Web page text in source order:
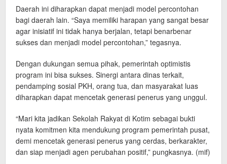
Daerah ini diharapkan dapat menjadi model percontohan
bagi daerah lain. “Saya memiliki harapan yang sangat besar
agar inisiatif ini tidak hanya berjalan, tetapi benarbenar
sukses dan menjadi model percontohan,” tegasnya.
Dengan dukungan semua pihak, pemerintah optimistis
program ini bisa sukses. Sinergi antara dinas terkait,
pendamping sosial PKH, orang tua, dan masyarakat luas
diharapkan dapat mencetak generasi penerus yang unggul.
“Mari kita jadikan Sekolah Rakyat di Kotim sebagai bukti
nyata komitmen kita mendukung program pemerintah pusat,
demi mencetak generasi penerus yang cerdas, berkarakter,
dan siap menjadi agen perubahan positif,” pungkasnya. (mif)